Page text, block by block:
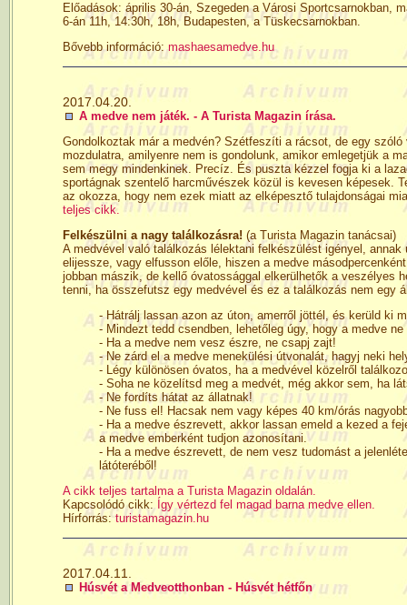
Előadások: április 30-án, Szegeden a Városi Sportcsarnokban,
6-án 11h, 14:30h, 18h, Budapesten, a Tüskecsarnokban.
Bővebb információ:mashaesamedve.hu
2017.04.20.
A medve nem játék. - A Turista Magazin írása.
Gondolkoztak már a medvén? Szétfeszíti a rácsot, de egy
mozdulatra, amilyenre nem is gondolunk, amikor emlegetjük a
sem megy mindenkinek. Precíz. És puszta kézzel fogja ki a
sportágnak szentelő harcművészek közül is kevesen képesek.
az okozza, hogy nem ezek miatt az elképesztő tulajdonságai
teljes cikk.
Felkészülni a nagy találkozásra! (a Turista Magazin tanácsai)
A medvével való találkozás lélektani felkészülést igényel,
elijessze, vagy elfusson előle, hiszen a medve
jobban mászik, de kellő óvatossággal elkerülhetők a veszélyes
tenni, ha összefutsz egy medvével és ez a találkozás nem egy
- Hátrálj lassan azon az úton, amerről jöttél, és kerüld ki
- Mindezt tedd csendben, lehetőleg úgy, hogy a medve ne
- Ha a medve nem vesz észre, ne csapj zajt!
- Ne zárd el a medve menekülési útvonalát, hagyj neki
- Légy különösen óvatos, ha a medvével közelről
- Soha ne közelítsd meg a medvét, még akkor sem, ha
- Ne fordíts hátat az állatnak!
- Ne fuss el! Hacsak nem vagy képes 40 km/órás
- Ha a medve észrevett, akkor lassan emeld a kezed a
a medve emberként tudjon azonosítani.
- Ha a medve észrevett, de nem vesz tudomást a
látóteréből!
A cikk teljes tartalma a Turista Magazin oldalán.
Kapcsolódó cikk: Így vértezd fel magad barna medve ellen.
Hírforrás: turistamagazin.hu
2017.04.11.
Húsvét a Medveotthonban - Húsvét hétfőn